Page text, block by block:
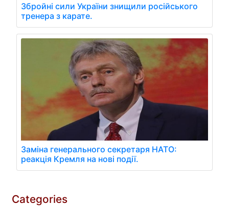
Збройні сили України знищили російського
тренера з карате.
Заміна генерального секретаря НАТО:
реакція Кремля на нові події.
Categories